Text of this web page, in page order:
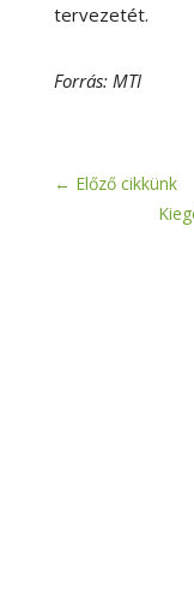
tervezetét.
Forrás: MTI
← Előző cikkünk